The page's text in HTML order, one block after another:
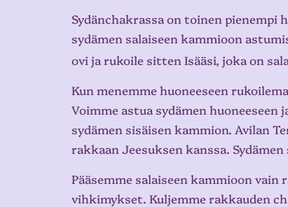
Sydänchakrassa on toinen pienempi
sydämen salaiseen kammioon
ovi ja rukoile sitten Isääsi, joka on
Kun menemme huoneeseen
Voimme astua sydämen
sydämen sisäisen kammion. Avilan
rakkaan Jeesuksen kanssa.
Pääsemme salaiseen kammioon
vihkimykset. Kuljemme rakkauden